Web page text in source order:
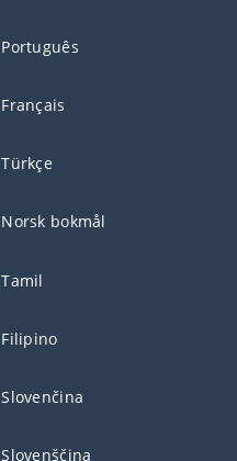
Português
Français
Türkçe
Norsk bokmål
Tamil
Filipino
Slovenčina
Slovenščina